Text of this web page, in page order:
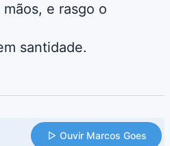
e rasgo o
santidade.
Ouvir Marcos Goes